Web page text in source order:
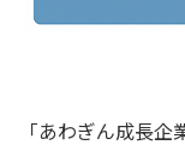
「あわぎん成長